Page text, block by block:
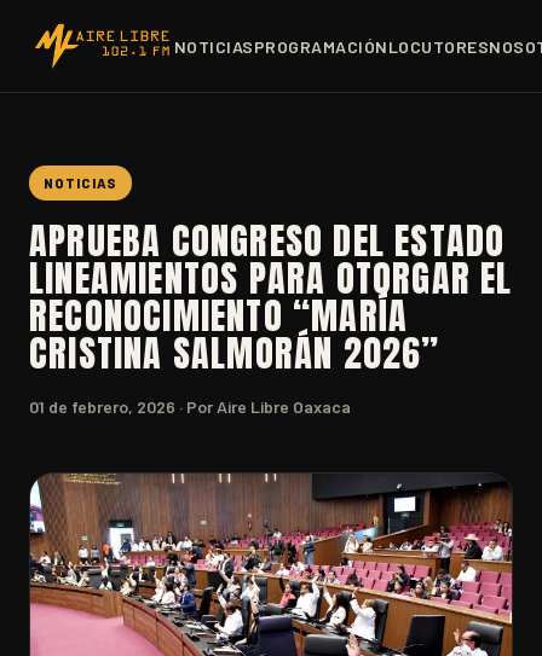
NOTICIASPROGRAMACIÓNLOCUTORES
NOTICIAS
APRUEBA CONGRESO DEL ESTADO
LINEAMIENTOS PARA OTORGAR EL
RECONOCIMIENTO “MARÍA
CRISTINA SALMORÁN 2026”
01 de febrero, 2026 · Por Aire Libre Oaxaca